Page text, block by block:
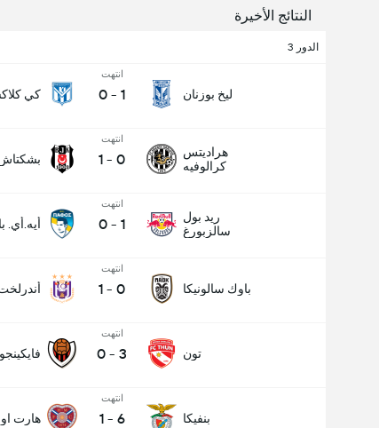
النتائج الأخيرة
الدور 3
ليخ بوزنان
انتهت
1
-
0 كي
هراديتس
كرالوفيه
انتهت
0
-
1
ريد بول
سالزبورغ
انتهت
1
-
0 أيه.أي.
باوك سالونيكا
انتهت
0
-
1
تون
انتهت
3
-
0
بنفيكا
انتهت
6
-
1 هارت